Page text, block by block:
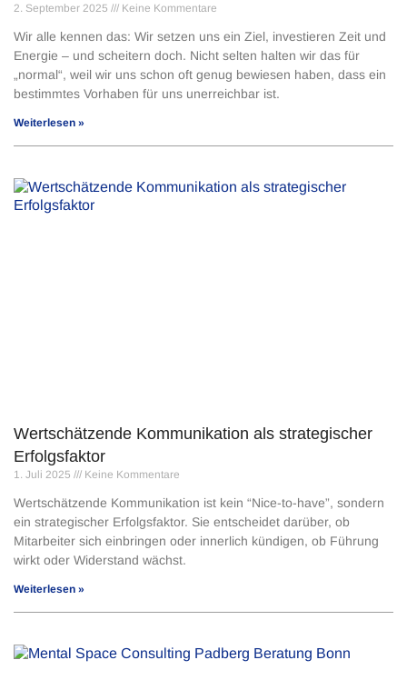
2. September 2025 Keine Kommentare
Wir alle kennen das: Wir setzen uns ein Ziel, investieren Zeit und
Energie – und scheitern doch. Nicht selten halten wir das für
„normal“, weil wir uns schon oft genug bewiesen haben, dass ein
bestimmtes Vorhaben für uns unerreichbar ist.
Weiterlesen »
Wertschätzende Kommunikation als strategischer
Erfolgsfaktor
1. Juli 2025 Keine Kommentare
Wertschätzende Kommunikation ist kein “Nice-to-have”, sondern
ein strategischer Erfolgsfaktor. Sie entscheidet darüber, ob
Mitarbeiter sich einbringen oder innerlich kündigen, ob Führung
wirkt oder Widerstand wächst.
Weiterlesen »